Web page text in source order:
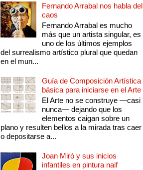
Fernando Arrabal nos habla del
caos
Fernando Arrabal es mucho
más que un artista singular, es
uno de los últimos ejemplos
del surrealismo artístico plural que quedan
en el mun...
Guía de Composición Artística
básica para iniciarse en el Arte
El Arte no se construye —casi
nunca— dejando que los
elementos caigan sobre un
plano y resulten bellos a la mirada tras caer
o depositarse a...
Joan Miró y sus inicios
infantiles en pintura naif